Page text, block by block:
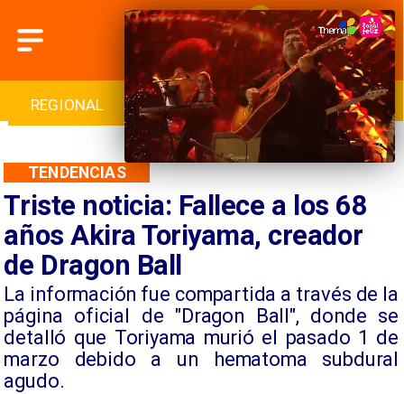
INTERNACIONAL DEPORTES CULTURA
Triste noticia: Fallece a los 68
años Akira Toriyama, creador
de Dragon Ball
​La información fue compartida a través de la
página oficial de "Dragon Ball", donde se
detalló que Toriyama murió el pasado 1 de
marzo debido a un hematoma subdural
agudo.
TENDENCIAS